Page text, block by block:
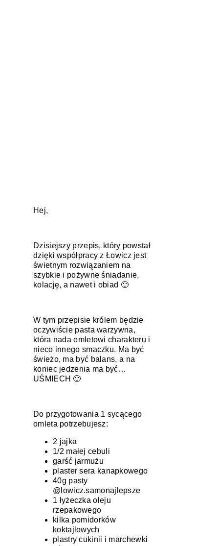
Hej,
Dzisiejszy przepis, który powstał
dzięki współpracy z Łowicz jest
świetnym rozwiązaniem na
szybkie i pożywne śniadanie,
kolację, a nawet i obiad 🙂
W tym przepisie królem będzie
oczywiście pasta warzywna,
która nada omletowi charakteru i
nieco innego smaczku. Ma być
świeżo, ma być balans, a na
koniec jedzenia ma być…
UŚMIECH 🙂
Do przygotowania 1 sycącego
omleta potrzebujesz:
2 jajka
1/2 małej cebuli
garść jarmużu
plaster sera kanapkowego
40g pasty
@lowicz.samonajlepsze
1 łyżeczka oleju
rzepakowego
kilka pomidorków
koktajlowych
plastry cukinii i marchewki